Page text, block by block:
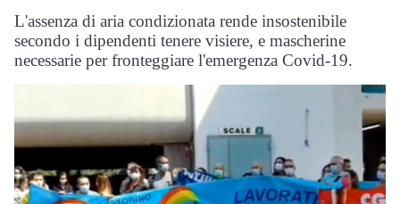
L'assenza di aria condizionata rende insostenibile
secondo i dipendenti tenere visiere, e mascherine
necessarie per fronteggiare l'emergenza Covid-19.